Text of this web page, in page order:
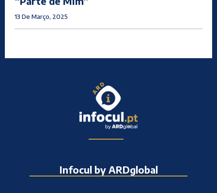
13 De Março, 2025
Infocul by ARDglobal